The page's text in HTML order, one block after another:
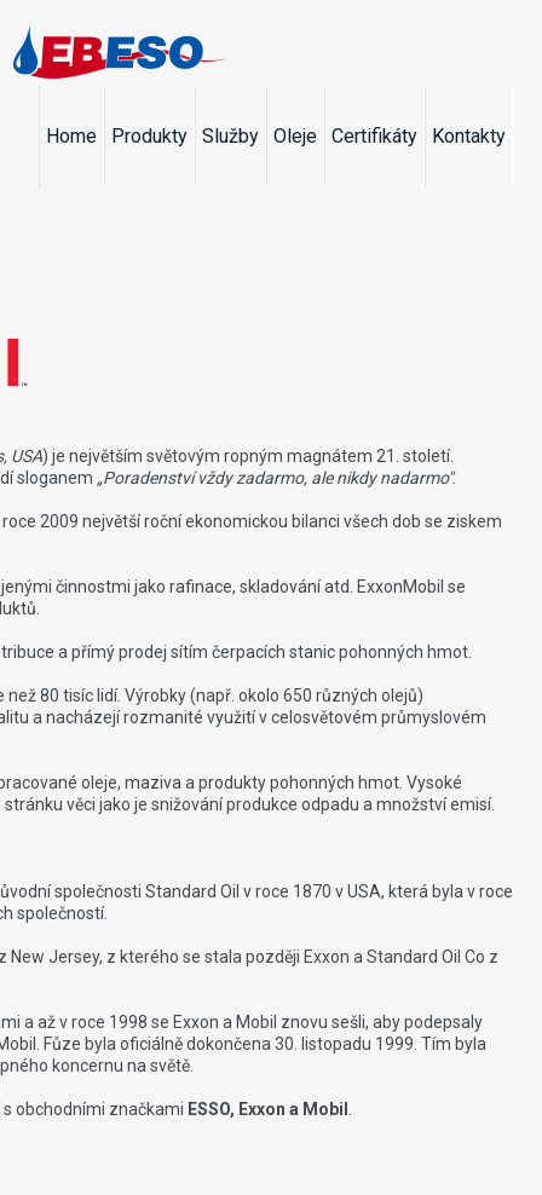
Home Produkty Služby Oleje Certifikáty Kontakty
USA) je největším světovým ropným magnátem 21. století.
sloganem „Poradenství vždy zadarmo, ale nikdy nadarmo".
2009 největší roční ekonomickou bilanci všech dob se ziskem
činnostmi jako rafinace, skladování atd. ExxonMobil se
a přímý prodej sítím čerpacích stanic pohonných hmot.
80 tisíc lidí. Výrobky (např. okolo 650 různých olejů)
a nacházejí rozmanité využití v celosvětovém průmyslovém
oleje, maziva a produkty pohonných hmot. Vysoké
věci jako je snižování produkce odpadu a množství emisí.
společnosti Standard Oil v roce 1870 v USA, která byla v roce
společností.
Jersey, z kterého se stala později Exxon a Standard Oil Co z
a až v roce 1998 se Exxon a Mobil znovu sešli, aby podepsaly
Fůze byla oficiálně dokončena 30. listopadu 1999. Tím byla
koncernu na světě.
obchodními značkami ESSO, Exxon a Mobil